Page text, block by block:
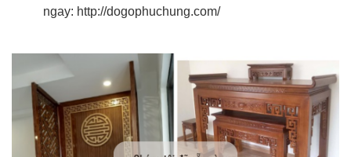
ngay: http://dogophuchung.com/